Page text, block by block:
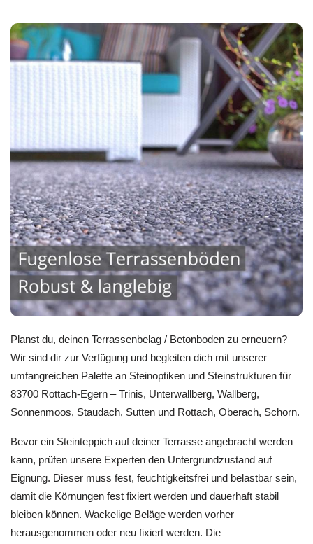
Planst du, deinen Terrassenbelag / Betonboden zu erneuern?
Wir sind dir zur Verfügung und begleiten dich mit unserer
umfangreichen Palette an Steinoptiken und Steinstrukturen für
83700 Rottach-Egern – Trinis, Unterwallberg, Wallberg,
Sonnenmoos, Staudach, Sutten und Rottach, Oberach, Schorn.
Bevor ein Steinteppich auf deiner Terrasse angebracht werden
kann, prüfen unsere Experten den Untergrundzustand auf
Eignung. Dieser muss fest, feuchtigkeitsfrei und belastbar sein,
damit die Körnungen fest fixiert werden und dauerhaft stabil
bleiben können. Wackelige Beläge werden vorher
herausgenommen oder neu fixiert werden. Die